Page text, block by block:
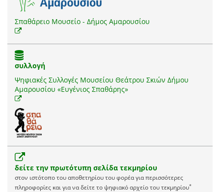
Σπαθάρειο Μουσείο - Δήμος Αμαρουσίου
συλλογή
Ψηφιακές Συλλογές Μουσείου Θεάτρου Σκιών Δήμου
Αμαρουσίου «Ευγένιος Σπαθάρης»
δείτε την πρωτότυπη σελίδα τεκμηρίου
στον ιστότοπο του αποθετηρίου του φορέα για περισσότερες
πληροφορίες και για να δείτε το ψηφιακό αρχείο του τεκμηρίου*